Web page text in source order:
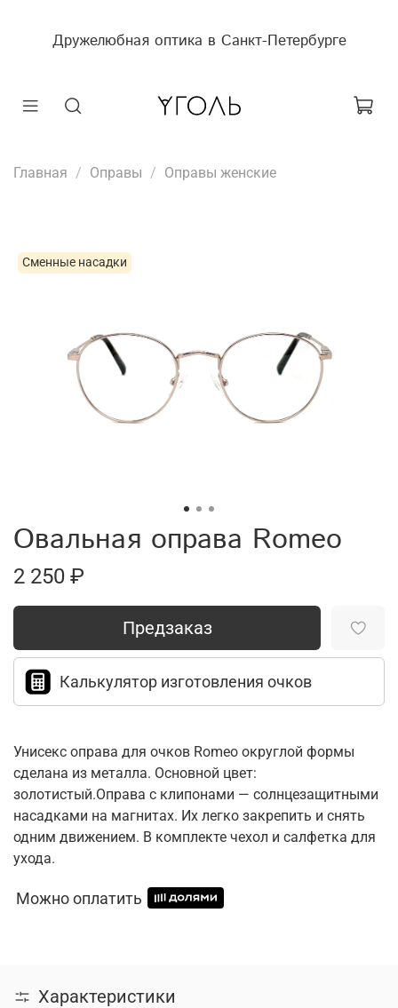
Дружелюбная оптика в Санкт-Петербурге
Главная Оправы Оправы женские
Сменные насадки
Овальная оправа Romeo
2 250 ₽
Предзаказ
Калькулятор изготовления очков
Унисекс оправа для очков Romeo округлой формы
сделана из металла. Основной цвет:
золотистый.Оправа с клипонами — солнцезащитными
насадками на магнитах. Их легко закрепить и снять
одним движением. В комплекте чехол и салфетка для
ухода.
Можно оплатить
Характеристики